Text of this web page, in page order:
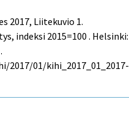
2017, Liitekuvio 1.
indeksi 2015=100 . Helsinki:
01/kihi_2017_01_2017-